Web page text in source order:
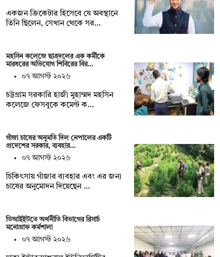
একজন ক্রিকেটার হিসেবে যে অবস্থানে
তিনি ছিলেন, সেখান থেকে সর…
মহসিন কলেজে ছাত্রদলের এক কর্মীকে
মারধরের অভিযোগ শিবিরের বির…
০৭ আগস্ট ২০২৬
চট্টগ্রাম সরকারি হাজী মুহাম্মদ মহসিন
কলেজে ফেসবুকে কমেন্ট ক…
গাঁজা চাষের অনুমতি দিল নেপালের একটি
প্রদেশের সরকার, ব্যবহার…
০৭ আগস্ট ২০২৬
চিকিৎসায় গাঁজার ব্যবহার এবং এর জন্য
চাষের অনুমোদন দিয়েছেন …
ডিআইইউতে অর্থনীতি বিভাগের রিসার্চ
মনোগ্রাফ কর্মশালা
০৭ আগস্ট ২০২৬